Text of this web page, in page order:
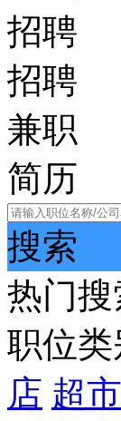
招聘
招聘
兼职
简历
搜索
热门搜
职位类
店 超